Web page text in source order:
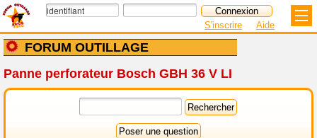
FORUM OUTILLAGE
S'inscrire Aide
Panne perforateur Bosch GBH 36 V LI